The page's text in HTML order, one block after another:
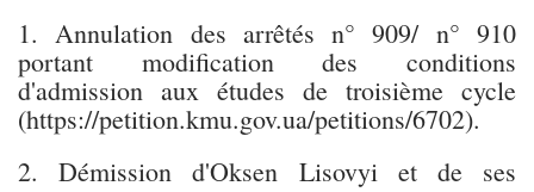
1. Annulation des arrêtés n° 909/ n° 910
portant modification des conditions
d'admission aux études de troisième cycle
(https://petition.kmu.gov.ua/petitions/6702).
2. Démission d'Oksen Lisovyi et de ses